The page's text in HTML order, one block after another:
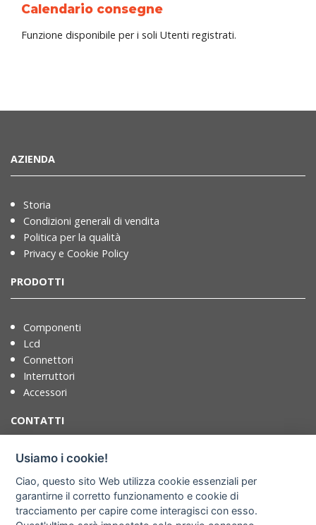
Calendario consegne
Funzione disponibile per i soli Utenti registrati.
AZIENDA
Storia
Condizioni generali di vendita
Politica per la qualità
Privacy e Cookie Policy
PRODOTTI
Componenti
Lcd
Connettori
Interruttori
Accessori
CONTATTI
T. +39 071721091
F. +39 0717210922
info@adimpex.it
Usiamo i cookie!
Ciao, questo sito Web utilizza cookie essenziali per
garantirne il corretto funzionamento e cookie di
tracciamento per capire come interagisci con esso.